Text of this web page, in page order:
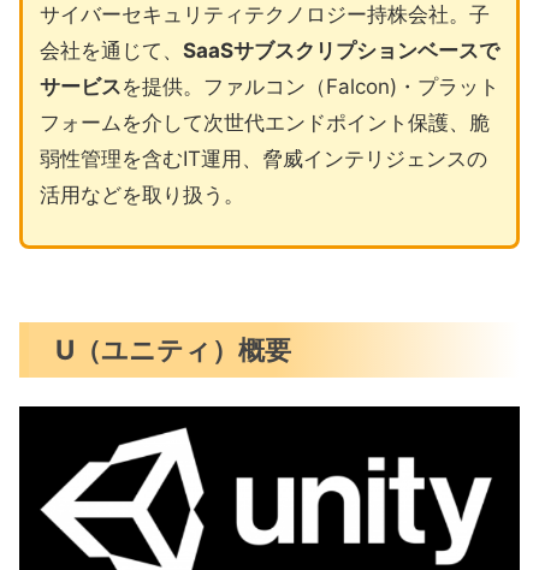
サイバーセキュリティテクノロジー持株会社。子
会社を通じて、 SaaSサブスクリプションベースで
サービスを提供。ファルコン（Falcon)・プラット
フォームを介して次世代エンドポイント保護、脆
弱性管理を含むIT運用、脅威インテリジェンスの
活用などを取り扱う。
U（ユニティ）概要